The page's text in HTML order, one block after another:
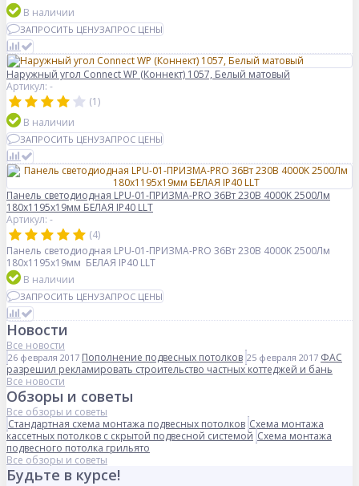
В наличии
ЗАПРОСИТЬ ЦЕНУЗАПРОС ЦЕНЫ
Наружный угол Connect WP (Коннект) 1057, Белый матовый
Артикул: -
(1)
В наличии
ЗАПРОСИТЬ ЦЕНУЗАПРОС ЦЕНЫ
Панель светодиодная LPU-01-ПРИЗМА-PRO 36Вт 230В 4000K 2500Лм
180х1195х19мм БЕЛАЯ IP40 LLT
Артикул: -
(4)
Панель светодиодная LPU-01-ПРИЗМА-PRO 36Вт 230В 4000K 2500Лм
180х1195х19мм БЕЛАЯ IP40 LLT
В наличии
ЗАПРОСИТЬ ЦЕНУЗАПРОС ЦЕНЫ
Новости
Все новости
26 февраля 2017 Пополнение подвесных потолков 25 февраля 2017 ФАС
разрешил рекламировать строительство частных коттеджей и бань
Все новости
Обзоры и советы
Все обзоры и советы
Стандартная схема монтажа подвесных потолков Схема монтажа
кассетных потолков с скрытой подвесной системой Схема монтажа
подвесного потолка грильято
Все обзоры и советы
Будьте в курсе!